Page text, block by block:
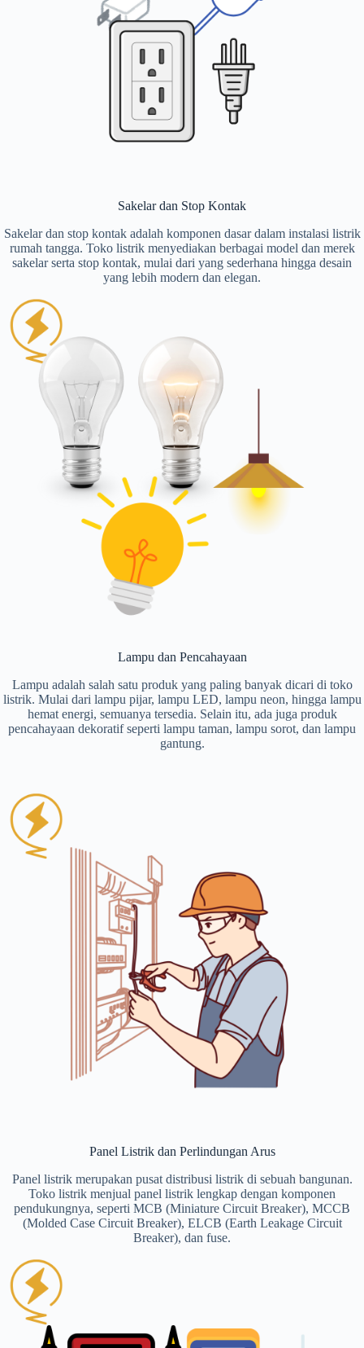
Sakelar dan Stop Kontak
Sakelar dan stop kontak adalah komponen dasar dalam instalasi listrik
rumah tangga. Toko listrik menyediakan berbagai model dan merek
sakelar serta stop kontak, mulai dari yang sederhana hingga desain
yang lebih modern dan elegan.
Lampu dan Pencahayaan
Lampu adalah salah satu produk yang paling banyak dicari di toko
listrik. Mulai dari lampu pijar, lampu LED, lampu neon, hingga lampu
hemat energi, semuanya tersedia. Selain itu, ada juga produk
pencahayaan dekoratif seperti lampu taman, lampu sorot, dan lampu
gantung.
Panel Listrik dan Perlindungan Arus
Panel listrik merupakan pusat distribusi listrik di sebuah bangunan.
Toko listrik menjual panel listrik lengkap dengan komponen
pendukungnya, seperti MCB (Miniature Circuit Breaker), MCCB
(Molded Case Circuit Breaker), ELCB (Earth Leakage Circuit
Breaker), dan fuse.